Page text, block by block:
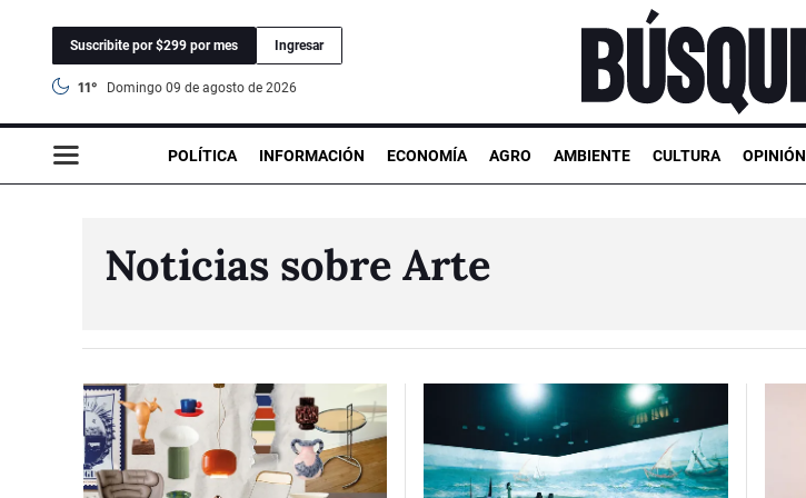
Suscribite por $299 por mes Ingresar
11° domingo 09 de agosto de 2026
POLÍTICA INFORMACIÓN ECONOMÍA AGRO AMBIENTE CULTURA OPINIÓN
Noticias sobre Arte